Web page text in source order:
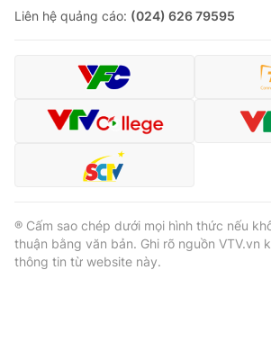
Liên hệ quảng cáo: (024) 626 79595
® Cấm sao chép dưới mọi hình thức nếu
thuận bằng văn bản. Ghi rõ nguồn VTV.vn
thông tin từ website này.